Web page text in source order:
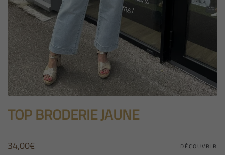
TOP BRODERIE JAUNE
34,00€ DÉCOUVRIR